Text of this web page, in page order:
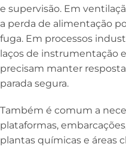
e supervisão. Em
a perda de alimentação
fuga. Em processos
laços de instrumentação e
precisam manter
parada segura.
Também é comum a
plataformas,
plantas químicas e áreas